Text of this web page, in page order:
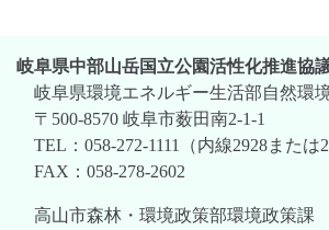
岐阜県中部山岳国立公園活性化推進協
岐阜県環境エネルギー生活部自然環
〒500-8570 岐阜市薮田南2-1-1
TEL：058-272-1111（内線2928または
FAX：058-278-2602
高山市森林・環境政策部環境政策課